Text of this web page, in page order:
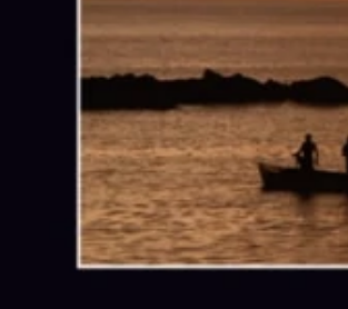
Alle Klavierschulen Jugendliche und